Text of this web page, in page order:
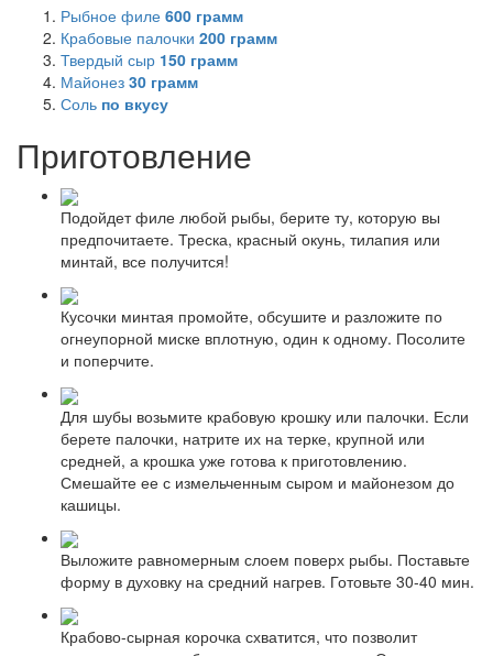
Рыбное филе 600 грамм
Крабовые палочки 200 грамм
Твердый сыр 150 грамм
Майонез 30 грамм
Соль по вкусу
Приготовление
Подойдет филе любой рыбы, берите ту, которую вы
предпочитаете. Треска, красный окунь, тилапия или
минтай, все получится!
Кусочки минтая промойте, обсушите и разложите по
огнеупорной миске вплотную, один к одному. Посолите
и поперчите.
Для шубы возьмите крабовую крошку или палочки. Если
берете палочки, натрите их на терке, крупной или
средней, а крошка уже готова к приготовлению.
Смешайте ее с измельченным сыром и майонезом до
кашицы.
Выложите равномерным слоем поверх рыбы. Поставьте
форму в духовку на средний нагрев. Готовьте 30-40 мин.
Крабово-сырная корочка схватится, что позволит